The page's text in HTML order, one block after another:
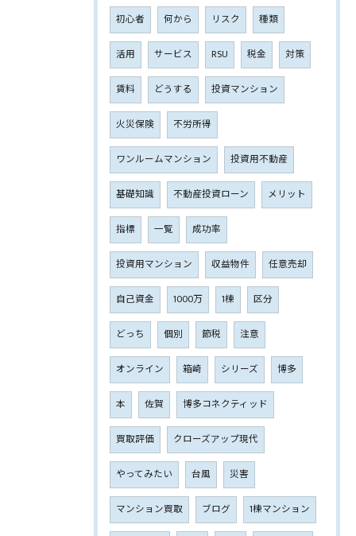
初心者 何から リスク 種類
活用 サービス RSU 税金 対策
賃料 どうする 投資マンション
火災保険 不労所得
ワンルームマンション 投資用不動産
基礎知識 不動産投資ローン メリット
指標 一覧 成功率
投資用マンション 収益物件 任意売却
自己資金 1000万 1棟 区分
どっち 個別 節税 注意
オンライン 箱崎 シリーズ 博多
本 佐賀 博多コネクティッド
買取評価 クローズアップ現代
やってみたい 台風 災害
マンション買取 ブログ 1棟マンション